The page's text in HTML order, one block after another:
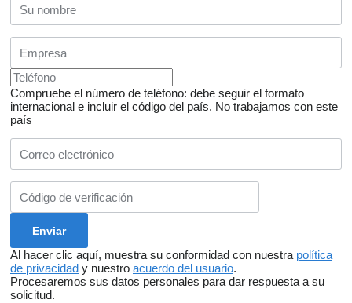
Compruebe el número de teléfono: debe seguir el formato
internacional e incluir el código del país. No trabajamos con este
país
Al hacer clic aquí, muestra su conformidad con nuestra política
de privacidad y nuestro acuerdo del usuario.
Procesaremos sus datos personales para dar respuesta a su
solicitud.